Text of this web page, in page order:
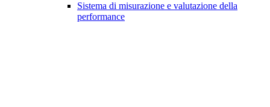
Sistema di misurazione e valutazione della
performance